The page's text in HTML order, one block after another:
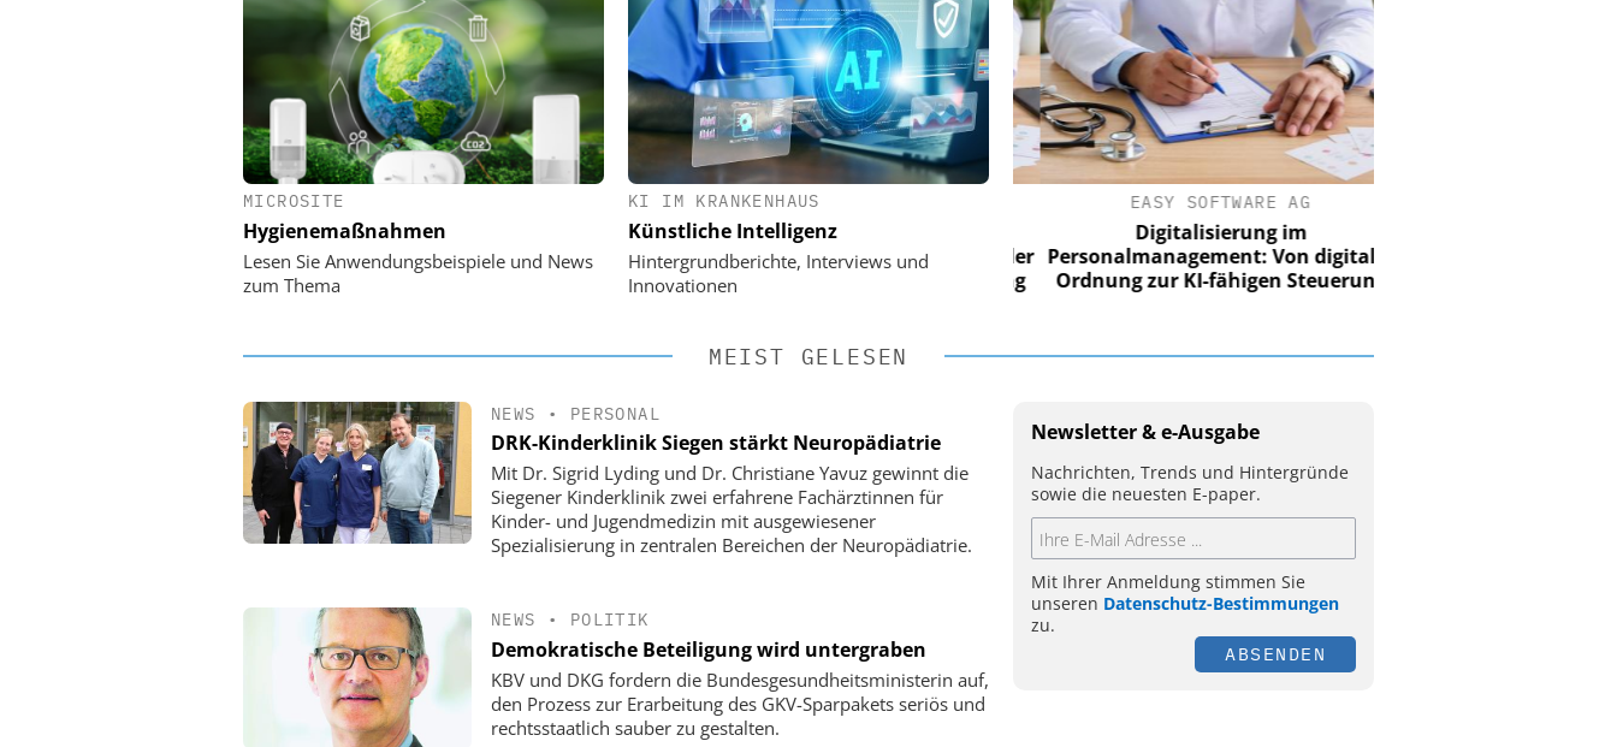
MICROSITE
Hygienemaßnahmen
Lesen Sie Anwendungsbeispiele und News
zum Thema
KI IM KRANKENHAUS
Künstliche Intelligenz
Hintergrundberichte, Interviews und
Innovationen
Digitalisierung im
Personalmanagement: Von digitaler
Ordnung zur KI-fähigen Steuerung
EASY SOFTWARE AG
Digitalisierung im
Personalmanagement: Von digitaler
Ordnung zur KI-fähigen Steuerung
EASY SOFTWARE AG
Digitalisierung im
Personalmanagement: Von digitaler
Ordnung zur KI-fähigen Steuerung
MEIST GELESEN
NEWS • PERSONAL
DRK-Kinderklinik Siegen stärkt Neuropädiatrie
Mit Dr. Sigrid Lyding und Dr. Christiane Yavuz gewinnt die
Siegener Kinderklinik zwei erfahrene Fachärztinnen für
Kinder- und Jugendmedizin mit ausgewiesener
Spezialisierung in zentralen Bereichen der Neuropädiatrie.
NEWS • POLITIK
Demokratische Beteiligung wird untergraben
KBV und DKG fordern die Bundesgesundheitsministerin auf,
den Prozess zur Erarbeitung des GKV-Sparpakets seriös und
rechtsstaatlich sauber zu gestalten.
Newsletter & e-Ausgabe
Nachrichten, Trends und Hintergründe
sowie die neuesten E-paper.
Mit Ihrer Anmeldung stimmen Sie
unseren Datenschutz-Bestimmungen
zu.
ABSENDEN